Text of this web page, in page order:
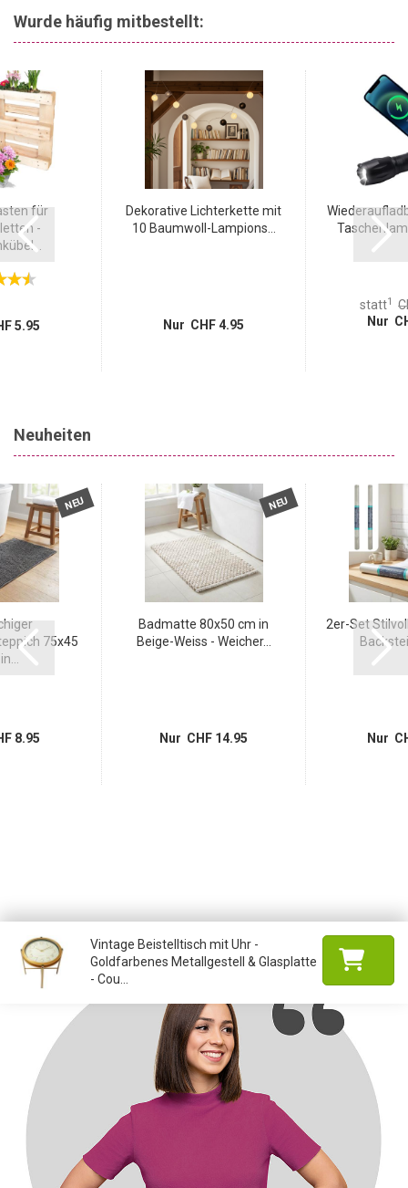
Wurde häufig mitbestellt:
für
-
5.95
Dekorative Lichterkette mit
10 Baumwoll-Lampions...
Nur CHF 4.95
statt1
Nur
Neuheiten
NEU
75x45
8.95
NEU
Badmatte 80x50 cm in
Beige-Weiss - Weicher...
Nur CHF 14.95
2er-Set
Nur
Vintage Beistelltisch mit Uhr -
Goldfarbenes Metallgestell & Glasplatte
- Cou...